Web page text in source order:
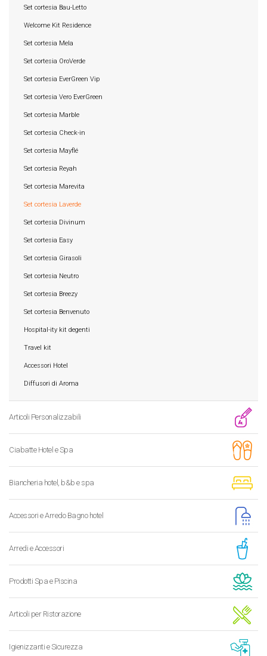
Set cortesia Bau-Letto
Welcome Kit Residence
Set cortesia Mela
Set cortesia OroVerde
Set cortesia EverGreen Vip
Set cortesia Vero EverGreen
Set cortesia Marble
Set cortesia Check-in
Set cortesia Mayflé
Set cortesia Reyah
Set cortesia Marevita
Set cortesia Laverde
Set cortesia Divinum
Set cortesia Easy
Set cortesia Girasoli
Set cortesia Neutro
Set cortesia Breezy
Set cortesia Benvenuto
Hospital-ity kit degenti
Travel kit
Accessori Hotel
Diffusori di Aroma
Articoli Personalizzabili
Ciabatte Hotel e Spa
Biancheria hotel, b&b e spa
Accessori e Arredo Bagno hotel
Arredi e Accessori
Prodotti Spa e Piscina
Articoli per Ristorazione
Igienizzanti e Sicurezza